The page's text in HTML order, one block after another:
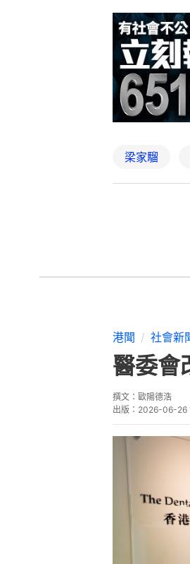
梁家騮
港聞 社會新
醫委會
撰文： 歐陽德浩
出版： 2026-06-26